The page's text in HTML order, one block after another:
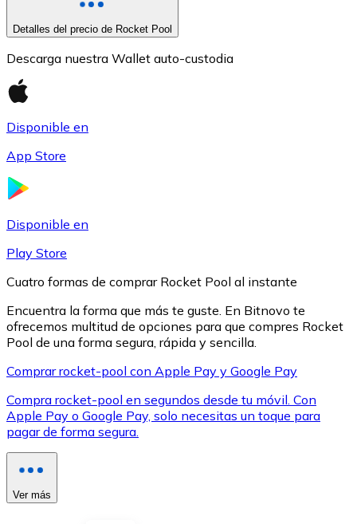
XRP
XRP
Ver todo
Detalles del precio de Rocket Pool
Descarga nuestra Wallet auto-custodia
Disponible en
App Store
Disponible en
Play Store
Cuatro formas de comprar Rocket Pool al instante
Encuentra la forma que más te guste. En Bitnovo te
ofrecemos multitud de opciones para que compres Rocket
Pool de una forma segura, rápida y sencilla.
Comprar rocket-pool con Apple Pay y Google Pay
Compra rocket-pool en segundos desde tu móvil. Con
Apple Pay o Google Pay, solo necesitas un toque para
pagar de forma segura.
Ver más